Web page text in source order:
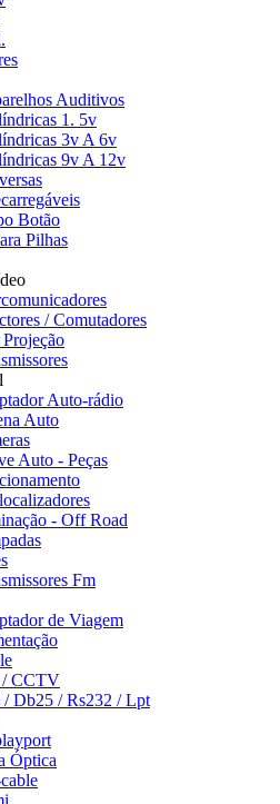
Auditivos
1. 5v
3v A 6v
9v A 12v
Botão
Pilhas
/ Comutadores
Auto-rádio
Auto
Auto - Peças
- Off Road
Fm
de Viagem
CCTV
/ Db25 / Rs232 / Lpt
Óptica